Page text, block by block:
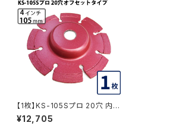
【1枚】KS-105Sプロ 20穴 内径
20mm オフセットタイプ(ハット
タイプ) KSダイヤセグメント (ks
¥12,705